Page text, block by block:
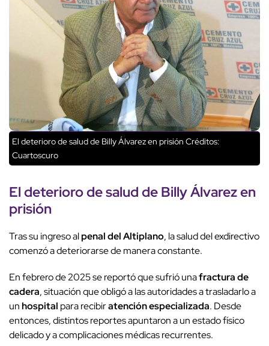
El deterioro de salud de Billy Álvarez en prisión Créditos:
Cuartoscuro
Eldeterioro de saludde Billy Álvarez en
prisión
Tras su ingreso alpenal del Altiplano, la salud del exdirectivo
comenzó a deteriorarse de manera constante.
En febrero de 2025 se reportó que sufrió unafractura de
cadera, situación que obligó a las autoridades a trasladarlo a
unhospital para recibiratención especializada. Desde
entonces, distintos reportes apuntaron a un estado físico
delicado y a complicaciones médicas recurrentes.